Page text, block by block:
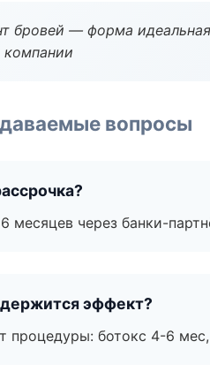
бровей — форма
вопросы
месяцев через банки-
эффект?
процедуры: ботокс 4-6